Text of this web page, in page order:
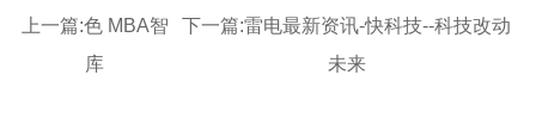
上一篇:色 MBA智
库
下一篇:雷电最新资讯-快科技--科技改动
未来